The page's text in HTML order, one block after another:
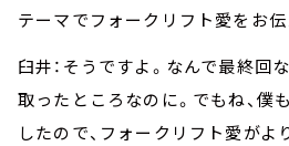
テーマでフォークリフト愛をお伝
臼井：そうですよ。なんで最終回
取ったところなのに。でもね、僕
したので、フォークリフト愛がよ